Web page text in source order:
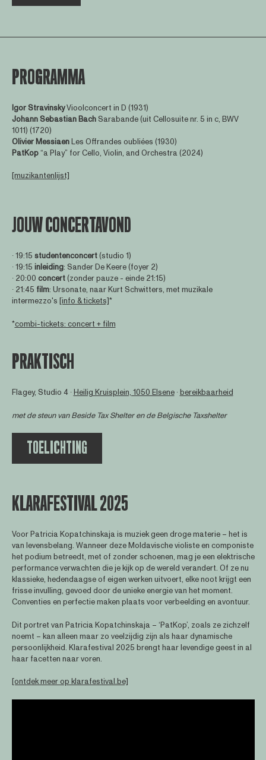
TOELICHTING
PROGRAMMA
Igor StravinskyVioolconcert in D (1931)
Johann Sebastian BachSarabande (uit Cellosuite nr. 5 in c, BWV
1011) (1720)
Olivier MessiaenLes Offrandes oubliées (1930)
PatKop“a Play” for Cello, Violin, and Orchestra (2024)
[muzikantenlijst]
JOUW CONCERTAVOND
∙ 19:15 studentenconcert(studio 1)
∙ 19:15 inleiding: Sander De Keere (foyer 2)
∙ 20:00 concert(zonder pauze - einde 21:15)
∙ 21:45 film: Ursonate, naar Kurt Schwitters, met muzikale
intermezzo's [info & tickets]*
*combi-tickets: concert + film
PRAKTISCH
Flagey, Studio 4 ∙Heilig Kruisplein, 1050 Elsene∙bereikbaarheid
met de steun vanBeside Tax Shelteren de Belgische Taxshelter
KLARAFESTIVAL 2025
Voor Patricia Kopatchinskaja is muziek geen droge materie – het is
van levensbelang. Wanneer deze Moldavische violiste en componiste
het podium betreedt, met of zonder schoenen, mag je een elektrische
performance verwachten die je kijk op de wereld verandert. Of ze nu
klassieke, hedendaagse of eigen werken uitvoert, elke noot krijgt een
frisse invulling, gevoed door de unieke energie van het moment.
Conventies en perfectie maken plaats voor verbeelding en avontuur.
Dit portret van Patricia Kopatchinskaja – ‘PatKop’, zoals ze zichzelf
noemt – kan alleen maar zo veelzijdig zijn als haar dynamische
persoonlijkheid. Klarafestival 2025 brengt haar levendige geest in al
haar facetten naar voren.
[ontdek meer op klarafestival.be]